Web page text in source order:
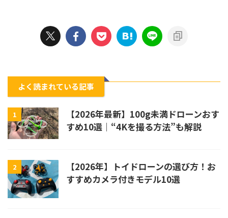
よく読まれている記事
1
【2026年最新】100g未満ドローンおす
すめ10選｜“4Kを撮る方法”も解説
2
【2026年】トイドローンの選び方！お
すすめカメラ付きモデル10選